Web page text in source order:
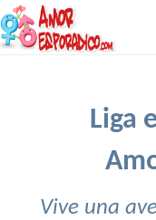
Liga
Vive una